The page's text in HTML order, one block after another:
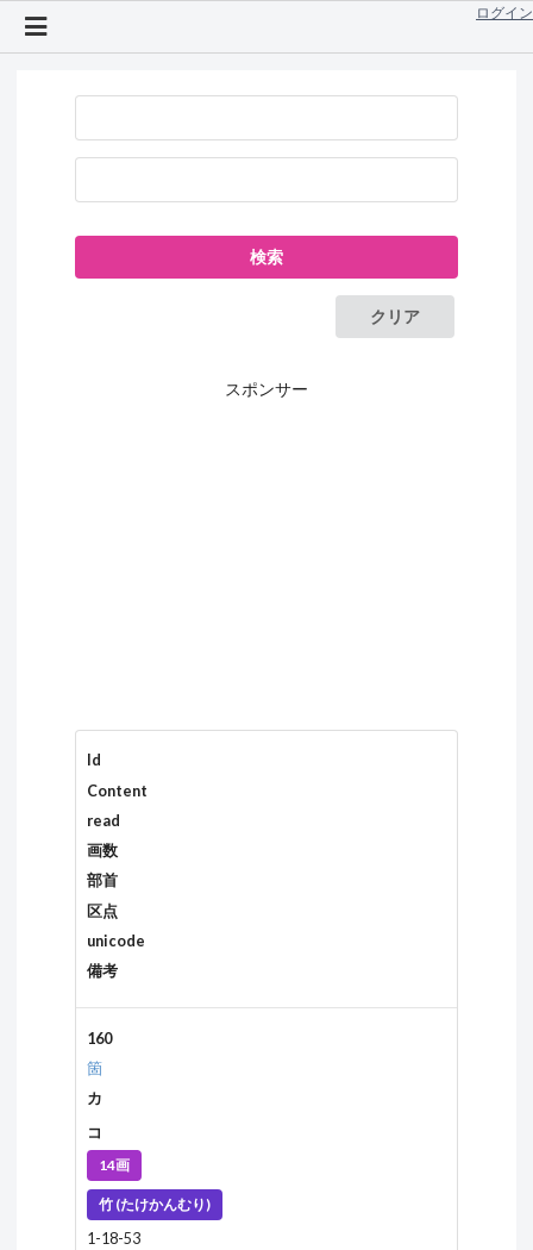
ログイン
クリア
スポンサー
Id
Content
read
画数
部首
区点
unicode
備考
160
箇
カ
コ
14画
竹 (たけかんむり)
1-18-53